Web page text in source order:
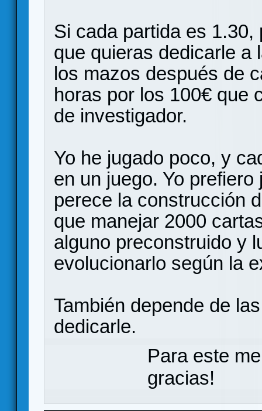
Si cada partida es
que quieras dedicarle a
los mazos después de
horas por los 100€ que
de investigador.
Yo he jugado poco, y
en un juego. Yo
perece la construcción
que manejar 2000
alguno preconstruido y
evolucionarlo según la
También depende de
dedicarle.
Para este
gracias!